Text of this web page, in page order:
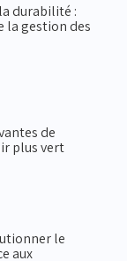
durabilité :
la gestion des
de
plus vert
le
aux